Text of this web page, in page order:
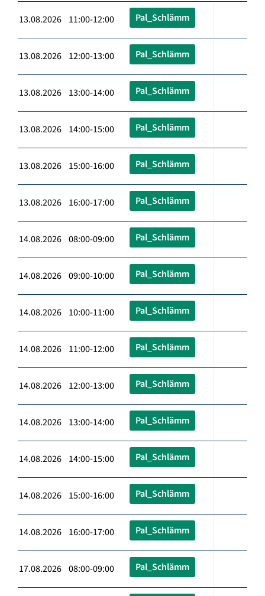
13.08.2026 11:00-12:00 Pal_Schlämm
13.08.2026 12:00-13:00 Pal_Schlämm
13.08.2026 13:00-14:00 Pal_Schlämm
13.08.2026 14:00-15:00 Pal_Schlämm
13.08.2026 15:00-16:00 Pal_Schlämm
13.08.2026 16:00-17:00 Pal_Schlämm
14.08.2026 08:00-09:00 Pal_Schlämm
14.08.2026 09:00-10:00 Pal_Schlämm
14.08.2026 10:00-11:00 Pal_Schlämm
14.08.2026 11:00-12:00 Pal_Schlämm
14.08.2026 12:00-13:00 Pal_Schlämm
14.08.2026 13:00-14:00 Pal_Schlämm
14.08.2026 14:00-15:00 Pal_Schlämm
14.08.2026 15:00-16:00 Pal_Schlämm
14.08.2026 16:00-17:00 Pal_Schlämm
17.08.2026 08:00-09:00 Pal_Schlämm